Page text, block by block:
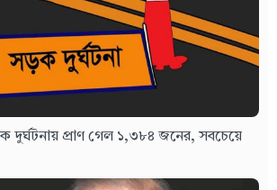
দুর্ঘটনায় প্রাণ গেল ১,৩৮৪ জনের, সবচেয়ে